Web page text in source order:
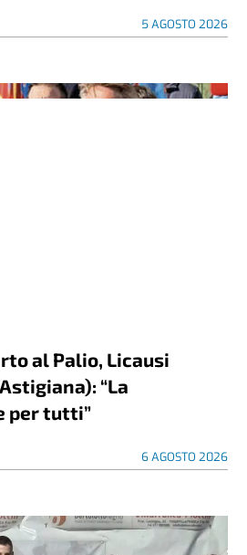
5 AGOSTO 2026
al Palio, Licausi
“La
per tutti”
6 AGOSTO 2026